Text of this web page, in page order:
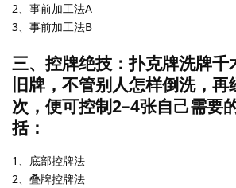
2、事前加工法A
3、事前加工法B
三、控牌绝技：扑克牌洗牌千
旧牌，不管别人怎样倒洗，
次，便可控制2–4张自己需要
括：
1、底部控牌法
2、叠牌控牌法